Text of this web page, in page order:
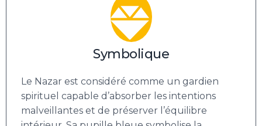
Symbolique
Le Nazar est considéré comme un gardien
spirituel capable d’absorber les intentions
malveillantes et de préserver l’équilibre